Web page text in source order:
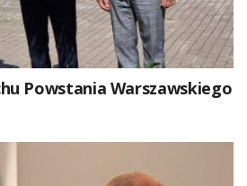
Powstania Warszawskiego